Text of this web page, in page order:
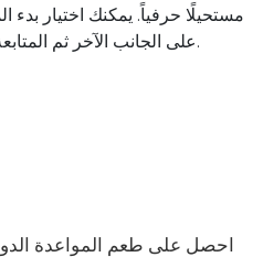
مستحيلًا حرفياً. يمكنك اختيار
على الجانب الآخر ثم المتابعة إذا كنت ترغب في ذلك.
احصل على طعم المواعدة